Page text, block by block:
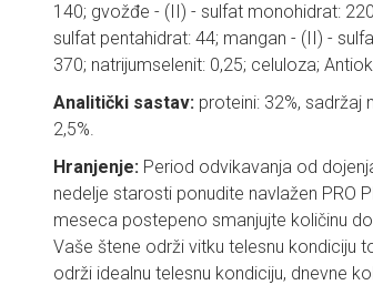
140; gvožđe - (II) - sulfat monohidrat:
sulfat pentahidrat: 44; mangan - (II) -
370; natrijumselenit: 0,25; celuloza;
Analitički sastav: proteini: 32%, sadržaj
2,5%.
Hranjenje: Period odvikavanja od
nedelje starosti ponudite navlažen PRO
meseca postepeno smanjujte količinu
Vaše štene održi vitku telesnu kondiciju
održi idealnu telesnu kondiciju, dnevne